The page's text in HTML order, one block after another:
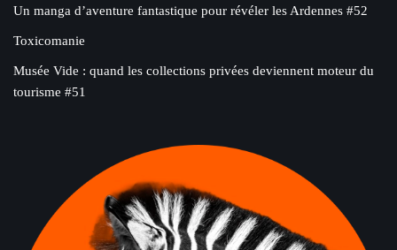
Un manga d’aventure fantastique pour révéler les Ardennes #52
Toxicomanie
Musée Vide : quand les collections privées deviennent moteur du
tourisme #51